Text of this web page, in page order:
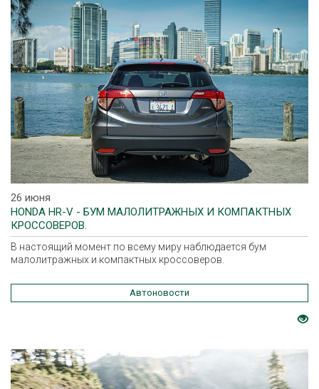
26 июня
HONDA HR-V - БУМ МАЛОЛИТРАЖНЫХ И КОМПАКТНЫХ
КРОССОВЕРОВ.
В настоящий момент по всему миру наблюдается бум
малолитражных и компактных кроссоверов.
Автоновости